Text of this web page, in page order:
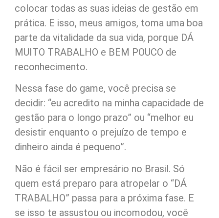
colocar todas as suas ideias de gestão em
prática. E isso, meus amigos, toma uma boa
parte da vitalidade da sua vida, porque DÁ
MUITO TRABALHO e BEM POUCO de
reconhecimento.
Nessa fase do game, você precisa se
decidir: “eu acredito na minha capacidade de
gestão para o longo prazo” ou “melhor eu
desistir enquanto o prejuízo de tempo e
dinheiro ainda é pequeno”.
Não é fácil ser empresário no Brasil. Só
quem está preparo para atropelar o “DÁ
TRABALHO” passa para a próxima fase. E
se isso te assustou ou incomodou, você